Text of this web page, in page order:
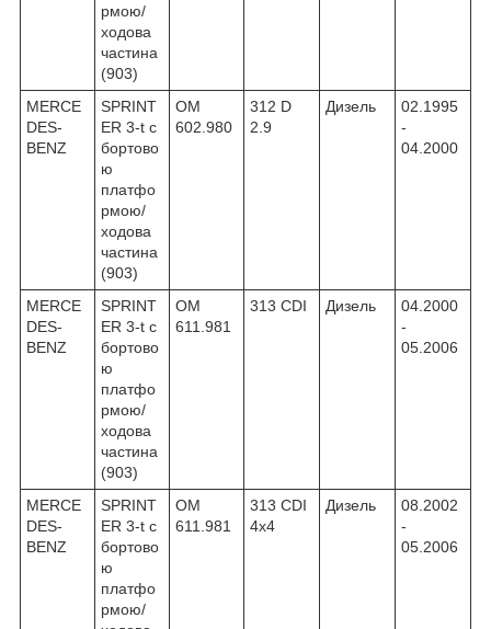
рмою/
ходова
частина
(903)
MERCE
DES-
BENZ
SPRINT
ER 3-t c
бортово
ю
платфо
рмою/
ходова
частина
(903)
OM
602.980
312 D
2.9
Дизель
02.1995
-
04.2000
MERCE
DES-
BENZ
SPRINT
ER 3-t c
бортово
ю
платфо
рмою/
ходова
частина
(903)
OM
611.981
313 CDI Дизель
04.2000
-
05.2006
MERCE
DES-
BENZ
SPRINT
ER 3-t c
бортово
ю
платфо
рмою/
OM
611.981
313 CDI
4x4
Дизель
08.2002
-
05.2006